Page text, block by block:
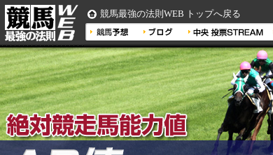
競馬最強の法則WEB トップへ戻る